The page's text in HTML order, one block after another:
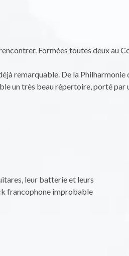
Formées toutes deux au
remarquable. De la
un très beau répertoire, porté
leur batterie et leurs
francophone improbable